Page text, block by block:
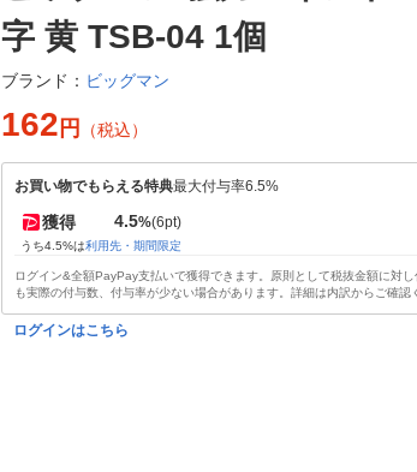
字 黄 TSB-04 1個
ブランド： ビッグマン
162 円 （税込）
お買い物でもらえる特典最大付与率6.5%
獲得 4.5%(6pt)
うち4.5%は利用先・期間限定
ログイン&全額PayPay支払いで獲得できます。原則として税抜金額に対
も実際の付与数、付与率が少ない場合があります。詳細は内訳からご確認
ログインはこちら